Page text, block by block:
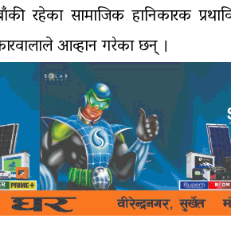
रहेका सामाजिक हानिकारक
आव्हान गरेका छन् ।